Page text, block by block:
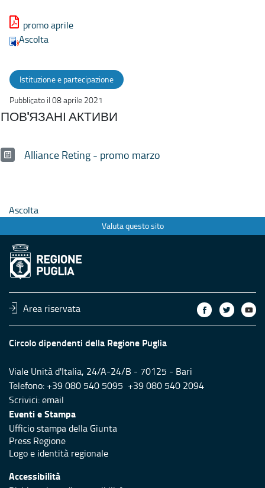
promo aprile
Ascolta
Istituzione e partecipazione
Pubblicato il 08 aprile 2021
ПОВ'ЯЗАНІ АКТИВИ
Alliance Reting - promo marzo
Ascolta
Valuta questo sito
Area riservata
Circolo dipendenti della Regione Puglia
Viale Unità d'Italia, 24/A-24/B - 70125 - Bari
Telefono: +39 080 540 5095 +39 080 540 2094
Scrivici:email
Eventi e Stampa
Ufficio stampa della Giunta
Press Regione
Logo e identità regionale
Accessibilità